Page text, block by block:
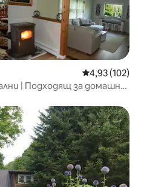
Средна
4,93 (102)
| Подходящ за домашни